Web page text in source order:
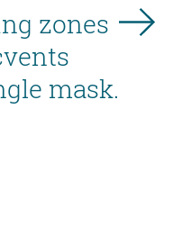
zones
mask.